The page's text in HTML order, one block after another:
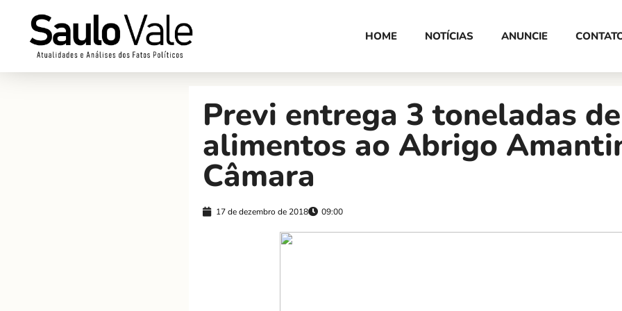
HOME NOTÍCIAS ANUNCIE
Previ entrega 3 toneladas de
alimentos ao Abrigo
Câmara
17 de dezembro de 2018 09:00